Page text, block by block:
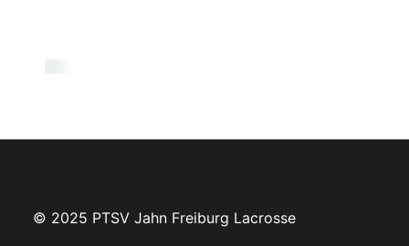
© 2025 PTSV Jahn Freiburg Lacrosse